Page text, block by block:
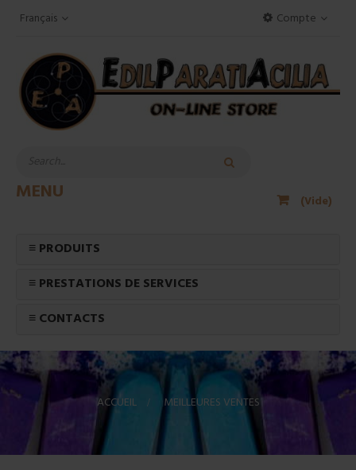
Compte
Français
(Vide)
MENU
≡ PRODUITS
≡ PRESTATIONS DE SERVICES
≡ CONTACTS
ACCUEIL > MEILLEURES VENTES